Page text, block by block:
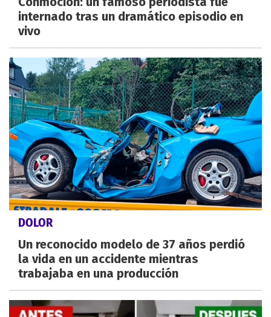
internado tras un dramático episodio en
vivo
DOLOR
Un reconocido modelo de 37 años perdió
la vida en un accidente mientras
trabajaba en una producción